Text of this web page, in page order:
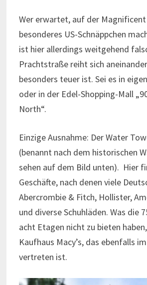
Wer erwartet, auf der Magnificent
besonderes US-Schnäppchen
ist hier allerdings weitgehend
Prachtstraße reiht sich
besonders teuer ist. Sei es in
oder in der Edel-Shopping-Mall
North“.
Einzige Ausnahme: Der Water
(benannt nach dem historischen
sehen auf dem Bild unten). Hier
Geschäfte, nach denen viele
Abercrombie & Fitch, Hollister,
und diverse Schuhläden. Was die
acht Etagen nicht zu bieten
Kaufhaus Macy’s, das ebenfalls
vertreten ist.